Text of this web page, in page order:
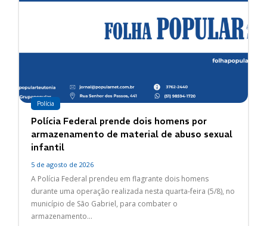
Polícia
Polícia Federal prende dois homens por
armazenamento de material de abuso sexual
infantil
5 de agosto de 2026
A Polícia Federal prendeu em flagrante dois homens
durante uma operação realizada nesta quarta-feira (5/8), no
município de São Gabriel, para combater o
armazenamento...